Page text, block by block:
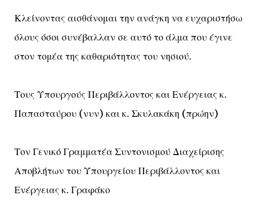
Κλείνοντας αισθάνομαι την ανάγκη να ευχαριστήσω
όλους όσοι συνέβαλλαν σε αυτό το άλμα που έγινε
στον τομέα της καθαριότητας του νησιού.
Τους Υπουργούς Περιβάλλοντος και Ενέργειας κ.
Παπασταύρου (νυν) και κ. Σκυλακάκη (πρώην)
Τον Γενικό Γραμματέα Συντονισμού Διαχείρισης
Αποβλήτων του Υπουργείου Περιβάλλοντος και
Ενέργειας κ. Γραφάκο